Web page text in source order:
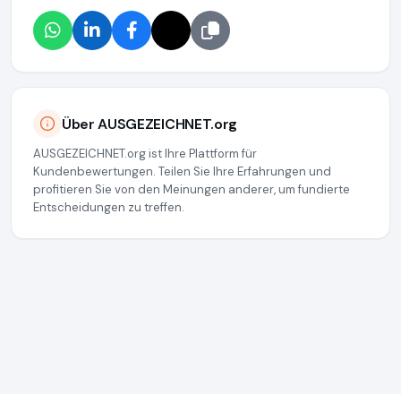
Über AUSGEZEICHNET.org
AUSGEZEICHNET.org ist Ihre Plattform für
Kundenbewertungen. Teilen Sie Ihre Erfahrungen und
profitieren Sie von den Meinungen anderer, um fundierte
Entscheidungen zu treffen.